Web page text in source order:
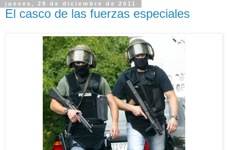
jueves, 29 de diciembre de 2011
El casco de las fuerzas especiales